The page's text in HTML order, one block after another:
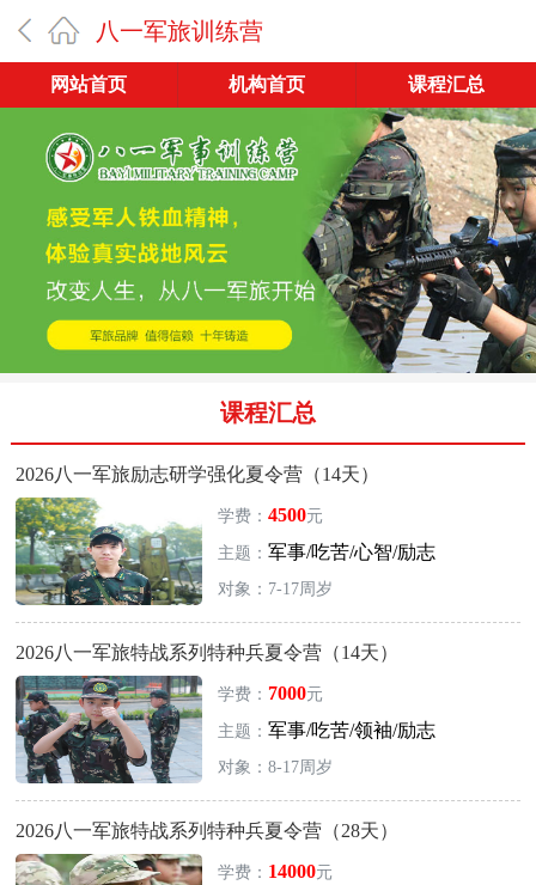
八一军旅训练营
网站首页 机构首页 课程汇总
课程汇总
2026八一军旅励志研学强化夏令营（14天）
学费： 4500元
主题： 军事/吃苦/心智/励志
对象：7-17周岁
2026八一军旅特战系列特种兵夏令营（14天）
学费： 7000元
主题： 军事/吃苦/领袖/励志
对象：8-17周岁
2026八一军旅特战系列特种兵夏令营（28天）
学费： 14000元